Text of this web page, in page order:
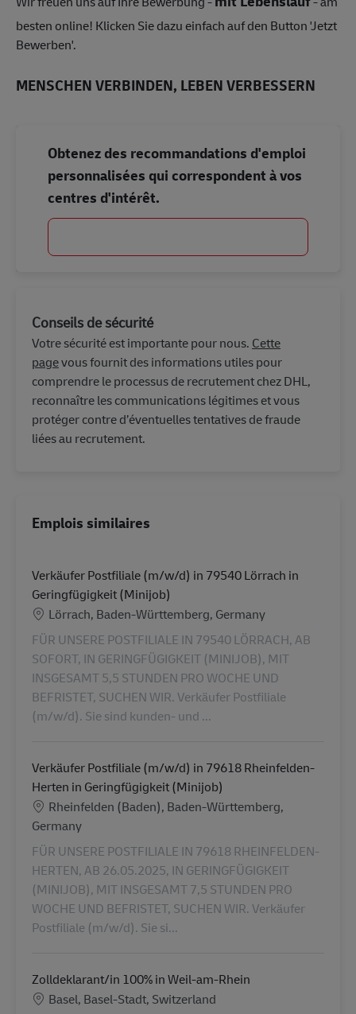
besten online! Klicken Sie dazu einfach auf den Button 'Jetzt
Bewerben'.
MENSCHEN VERBINDEN, LEBEN VERBESSERN
Obtenez des recommandations d'emploi
personnalisées qui correspondent à vos
centres d'intérêt.
Conseils de sécurité
Votre sécurité est importante pour nous. Cette
pagevous fournit des informations utiles pour
comprendre le processus de recrutement chez DHL,
reconnaître les communications légitimes et vous
protéger contre d’éventuelles tentatives de fraude
liées au recrutement.
Emplois similaires
Verkäufer Postfiliale (m/w/d) in 79540 Lörrach in
Geringfügigkeit (Minijob)
LieuLörrach, Baden-Württemberg, Germany
FÜR UNSERE POSTFILIALE IN 79540 LÖRRACH, AB
SOFORT, IN GERINGFÜGIGKEIT (MINIJOB), MIT
INSGESAMT 5,5 STUNDEN PRO WOCHE UND
BEFRISTET, SUCHEN WIR. Verkäufer Postfiliale
(m/w/d). Sie sind kunden- und ...
Verkäufer Postfiliale (m/w/d) in 79618 Rheinfelden-
Herten in Geringfügigkeit (Minijob)
LieuRheinfelden (Baden), Baden-Württemberg,
Germany
FÜR UNSERE POSTFILIALE IN 79618 RHEINFELDEN-
HERTEN, AB 26.05.2025, IN GERINGFÜGIGKEIT
(MINIJOB), MIT INSGESAMT 7,5 STUNDEN PRO
WOCHE UND BEFRISTET, SUCHEN WIR. Verkäufer
Postfiliale (m/w/d). Sie si...
Zolldeklarant/in 100% in Weil-am-Rhein
LieuBasel, Basel-Stadt, Switzerland